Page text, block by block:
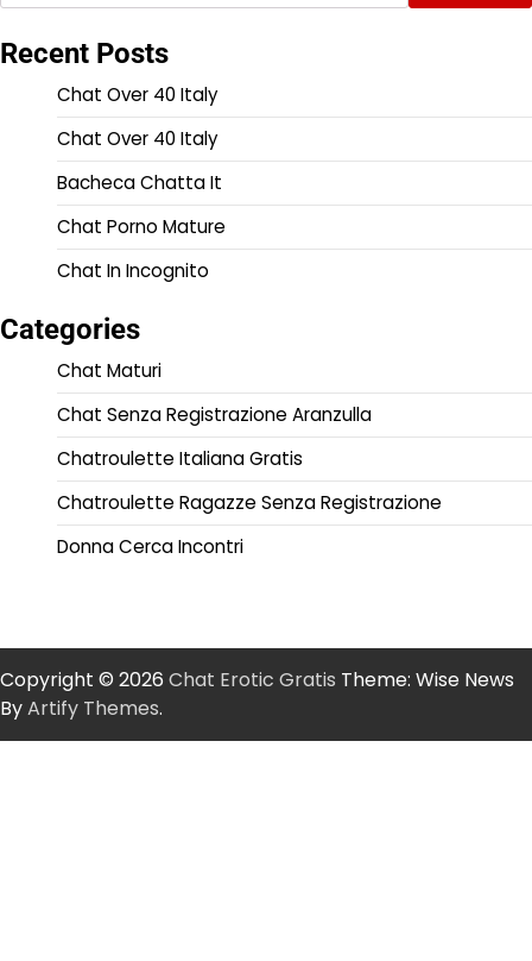
Recent Posts
Chat Over 40 Italy
Chat Over 40 Italy
Bacheca Chatta It
Chat Porno Mature
Chat In Incognito
Categories
Chat Maturi
Chat Senza Registrazione Aranzulla
Chatroulette Italiana Gratis
Chatroulette Ragazze Senza Registrazione
Donna Cerca Incontri
Copyright © 2026 Chat Erotic Gratis Theme: Wise News
ByArtify Themes.